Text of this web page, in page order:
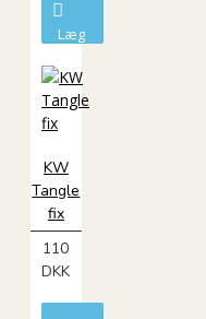
Læg
kurv
KW
Tangle
fix
110
DKK